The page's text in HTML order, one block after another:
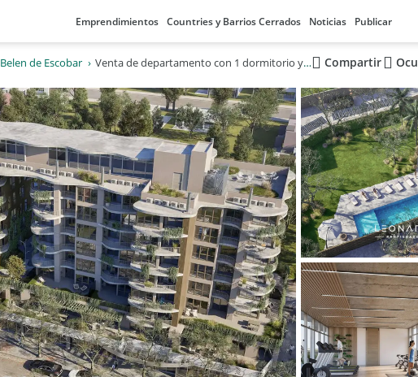
Emprendimientos Countries y Barrios Cerrados Noticias Publicar
Belen de Escobar Venta de departamento con 1 dormitorio y cochera en Belén de Escobar Compartir